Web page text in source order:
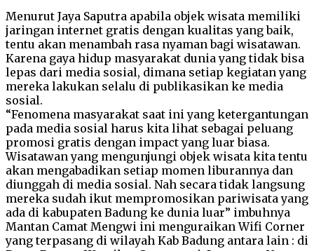
Menurut Jaya Saputra apabila objek wisata memiliki
jaringan internet gratis dengan kualitas yang baik,
tentu akan menambah rasa nyaman bagi wisatawan.
Karena gaya hidup masyarakat dunia yang tidak bisa
lepas dari media sosial, dimana setiap kegiatan yang
mereka lakukan selalu di publikasikan ke media
sosial.
“Fenomena masyarakat saat ini yang ketergantungan
pada media sosial harus kita lihat sebagai peluang
promosi gratis dengan impact yang luar biasa.
Wisatawan yang mengunjungi objek wisata kita tentu
akan mengabadikan setiap momen liburannya dan
diunggah di media sosial. Nah secara tidak langsung
mereka sudah ikut mempromosikan pariwisata yang
ada di kabupaten Badung ke dunia luar” imbuhnya
Mantan Camat Mengwi ini menguraikan Wifi Corner
yang terpasang di wilayah Kab Badung antara lain : di